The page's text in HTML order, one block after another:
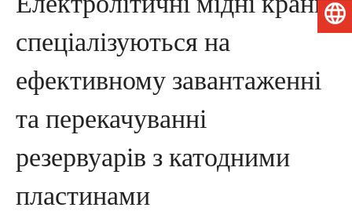
спеціалізуються на
ефективному завантаженні
та перекачуванні
резервуарів з катодними
пластинами
Українська